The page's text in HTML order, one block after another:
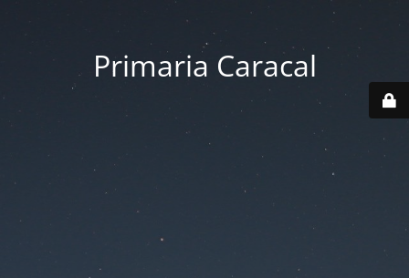
Primaria Caracal